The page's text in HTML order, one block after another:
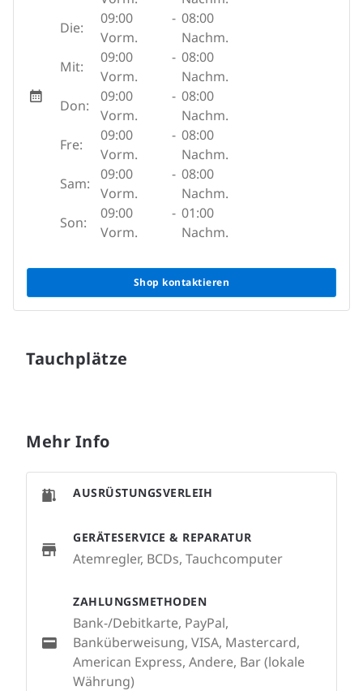
Die:
09:00
Vorm.
- 08:00
Nachm.
Mit:
09:00
Vorm.
- 08:00
Nachm.
Don:
09:00
Vorm.
- 08:00
Nachm.
Fre:
09:00
Vorm.
- 08:00
Nachm.
Sam:
09:00
Vorm.
- 08:00
Nachm.
Son:
09:00
Vorm.
- 01:00
Nachm.
Shop kontaktieren
Tauchplätze
Mehr Info
AUSRÜSTUNGSVERLEIH
GERÄTESERVICE & REPARATUR
Atemregler, BCDs, Tauchcomputer
ZAHLUNGSMETHODEN
Bank-/Debitkarte, PayPal,
Banküberweisung, VISA, Mastercard,
American Express, Andere, Bar (lokale
Währung)